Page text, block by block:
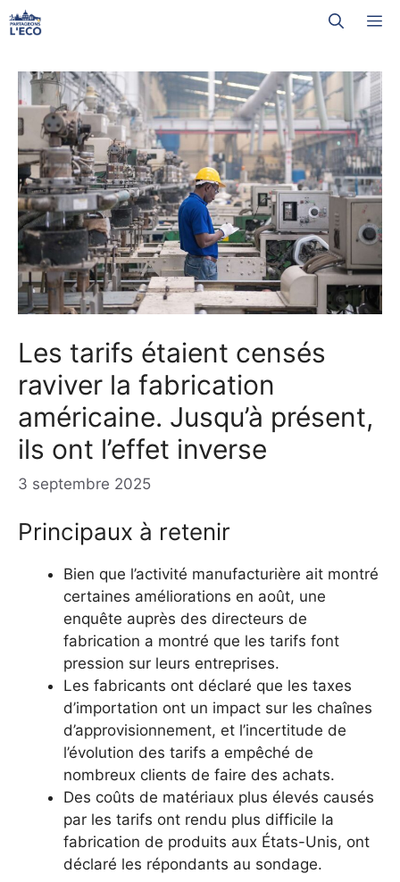
Aller
au
Les tarifs étaient censés
raviver la fabrication
américaine. Jusqu’à présent,
ils ont l’effet inverse
3 septembre 2025
Principaux à retenir
Bien que l’activité manufacturière ait montré
certaines améliorations en août, une
enquête auprès des directeurs de
fabrication a montré que les tarifs font
pression sur leurs entreprises.
Les fabricants ont déclaré que les taxes
d’importation ont un impact sur les chaînes
d’approvisionnement, et l’incertitude de
l’évolution des tarifs a empêché de
nombreux clients de faire des achats.
Des coûts de matériaux plus élevés causés
par les tarifs ont rendu plus difficile la
fabrication de produits aux États-Unis, ont
déclaré les répondants au sondage.